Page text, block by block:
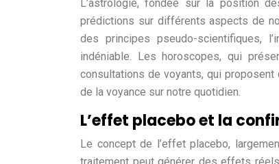
L’astrologie, fondée sur la position
prédictions sur différents aspects de
des principes pseudo-scientifiques,
indéniable. Les horoscopes, qui
consultations de voyants, qui
de la voyance sur notre quotidien.
L’effet placebo et la
Le concept de l’effet placebo,